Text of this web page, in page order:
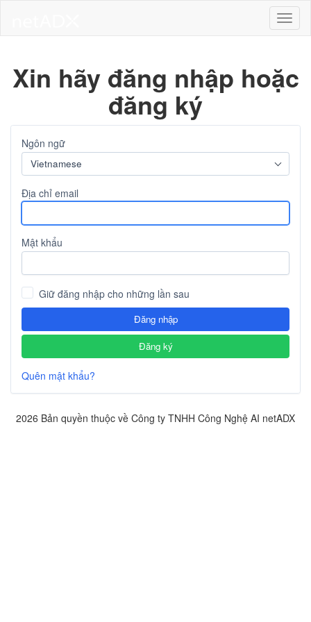
Xin hãy đăng nhập hoặc
đăng ký
Ngôn ngữ
Vietnamese
Địa chỉ email
Mật khẩu
Giữ đăng nhập cho những lần sau
Đăng nhập
Đăng ký
Quên mật khẩu?
2026 Bản quyền thuộc về Công ty TNHH Công Nghệ AI netADX